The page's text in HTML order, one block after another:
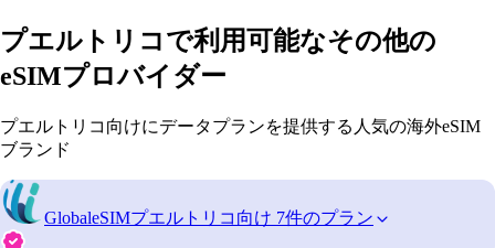
プエルトリコで利用可能なその他の
eSIMプロバイダー
プエルトリコ向けにデータプランを提供する人気の海外eSIM
ブランド
GlobaleSIMプエルトリコ向け 7件のプラン